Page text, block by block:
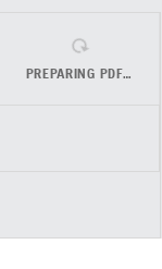
PREPARING PDF…